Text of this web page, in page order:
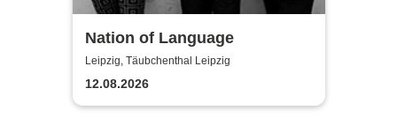
Nation of Language
Leipzig, Täubchenthal Leipzig
12.08.2026